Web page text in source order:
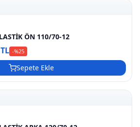
ÖN 110/70-12
-%25
Sepete Ekle